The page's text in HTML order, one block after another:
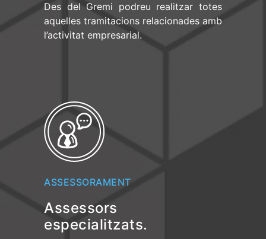
Des del Gremi podreu realitzar totes
aquelles tramitacions relacionades amb
l’activitat empresarial.
ASSESSORAMENT
Assessors
especialitzats.